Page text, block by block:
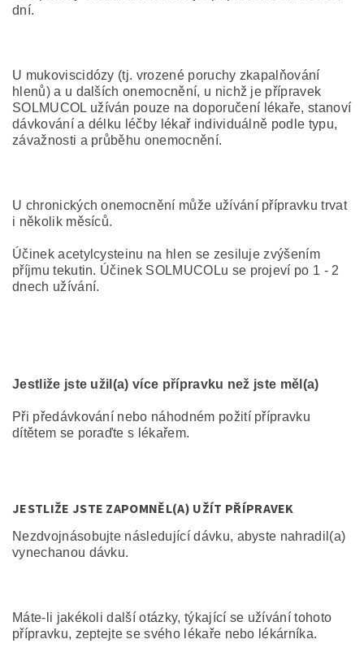
dní.
U mukoviscidózy (tj. vrozené poruchy zkapalňování
hlenů) a u dalších onemocnění, u nichž je přípravek
SOLMUCOL užíván pouze na doporučení lékaře, stanoví
dávkování a délku léčby lékař individuálně podle typu,
závažnosti a průběhu onemocnění.
U chronických onemocnění může užívání přípravku trvat
i několik měsíců.
Účinek acetylcysteinu na hlen se zesiluje zvýšením
příjmu tekutin. Účinek SOLMUCOLu se projeví po 1 - 2
dnech užívání.
Jestliže jste užil(a) více přípravku než jste měl(a)
Při předávkování nebo náhodném požití přípravku
dítětem se poraďte s lékařem.
JESTLIŽE JSTE ZAPOMNĚL(A) UŽÍT PŘÍPRAVEK
Nezdvojnásobujte následující dávku, abyste nahradil(a)
vynechanou dávku.
Máte-li jakékoli další otázky, týkající se užívání tohoto
přípravku, zeptejte se svého lékaře nebo lékárníka.